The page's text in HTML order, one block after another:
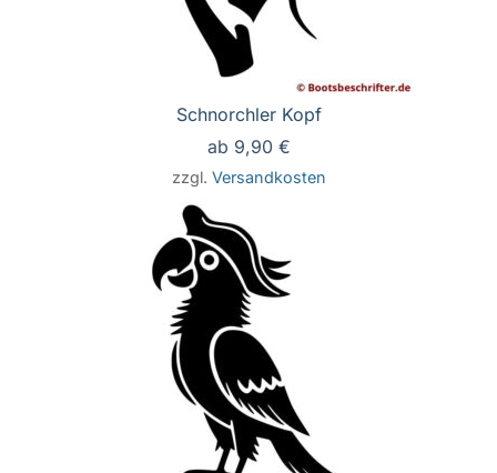
Schnorchler Kopf
ab 9,90 €
zzgl. Versandkosten